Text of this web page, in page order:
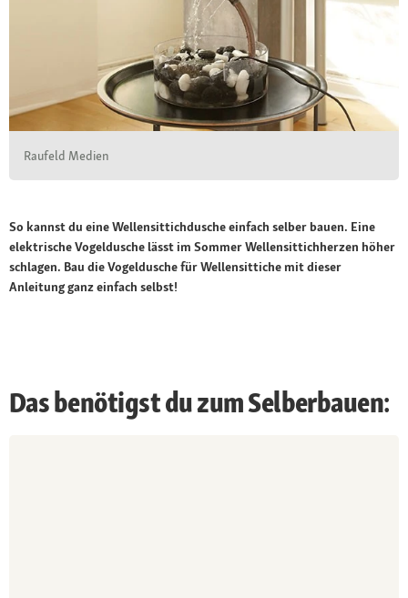
Raufeld Medien
So kannst du eine Wellensittichdusche einfach selber bauen. Eine
elektrische Vogeldusche lässt im Sommer Wellensittichherzen höher
schlagen. Bau die Vogeldusche für Wellensittiche mit dieser
Anleitung ganz einfach selbst!
Das benötigst du zum Selberbauen: